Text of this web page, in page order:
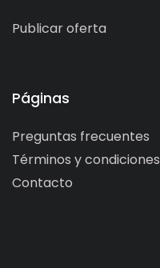
Publicar oferta
Páginas
Preguntas frecuentes
Términos y condiciones
Contacto